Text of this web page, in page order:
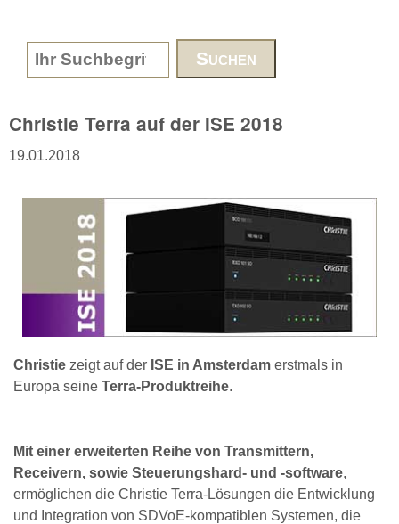
www.DieReferenz.de
Search form
Christie Terra auf der ISE 2018
19.01.2018
Christie zeigt auf der ISE in Amsterdam erstmals in
Europa seine Terra-Produktreihe.
Mit einer erweiterten Reihe von Transmittern,
Receivern, sowie Steuerungshard- und -software,
ermöglichen die Christie Terra-Lösungen die Entwicklung
und Integration von SDVoE-kompatiblen Systemen, die